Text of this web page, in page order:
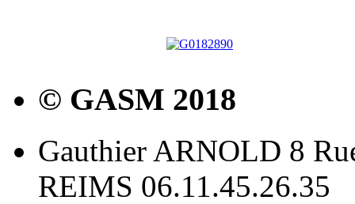
© GASM 2018
Gauthier ARNOLD 8
REIMS 06.11.45.26.35